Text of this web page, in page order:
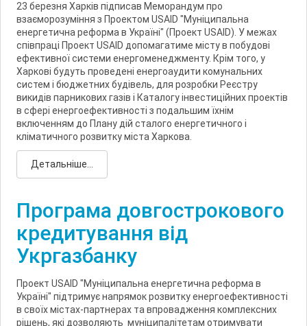
23 березня Харків підписав Меморандум про
взаєморозуміння з Проектом USAID "Муніципальна
енергетична реформа в Україні" (Проект USAID). У межах
співпраці Проект USAID допомагатиме місту в побудові
ефективної системи енергоменеджменту. Крім того, у
Харкові будуть проведені енергоаудити комунальних
систем і бюджетних будівель, для розробки Реєстру
викидів парникових газів і Каталогу інвестиційних проектів
в сфері енергоефективності з подальшим їхнім
включенням до Плану дій сталого енергетичного і
кліматичного розвитку міста Харкова.
Детальніше...
Програма довгострокового
кредитування від
Укргазбанку
Проект USAID "Муніципальна енергетична реформа в
Україні" підтримує напрямок розвитку енергоефективності
в своїх містах-партнерах та впровадження комплексних
рішень, які дозволяють муніципалітетам отримувати